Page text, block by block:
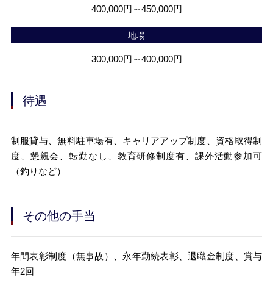
400,000円～450,000円
地場
300,000円～400,000円
待遇
制服貸与、無料駐車場有、キャリアアップ制度、資格取得制
度、懇親会、転勤なし、教育研修制度有、課外活動参加可
（釣りなど）
その他の手当
年間表彰制度（無事故）、永年勤続表彰、退職金制度、賞与
年2回